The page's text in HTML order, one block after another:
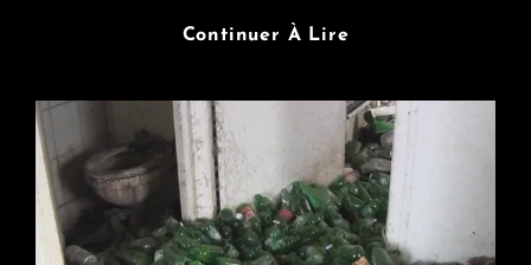
Continuer À LireRecherche
Pour
Enregistrement
D’album